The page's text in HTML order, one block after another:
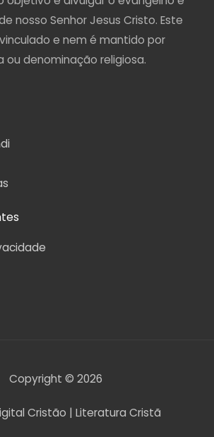
nosso Senhor Jesus Cristo. Este
e nem é mantido por
ou denominação religiosa.
Copyright © 2026
Cristão | Literatura Cristã